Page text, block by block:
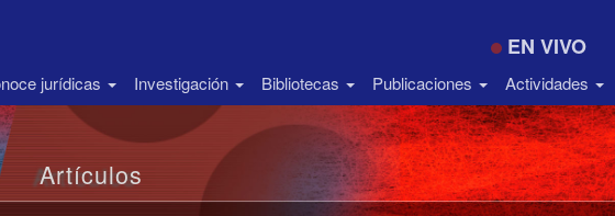
EN VIVO
jurídicas Investigación Bibliotecas Publicaciones Actividades
Artículos